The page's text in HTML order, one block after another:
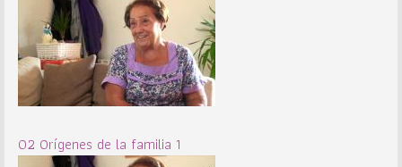
02 Orígenes de la familia 1